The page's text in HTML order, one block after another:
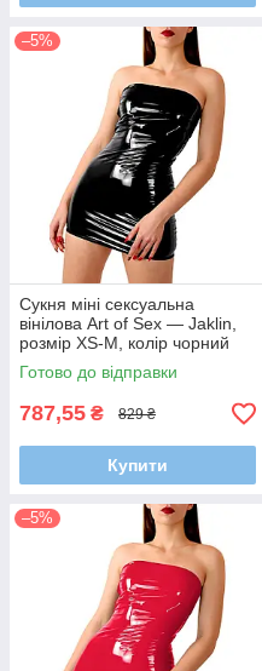
–5%
Сукня міні сексуальна
вінілова Art of Sex — Jaklin,
розмір XS-M, колір чорний
Готово до відправки
787,55 ₴ 829 ₴
Купити
–5%